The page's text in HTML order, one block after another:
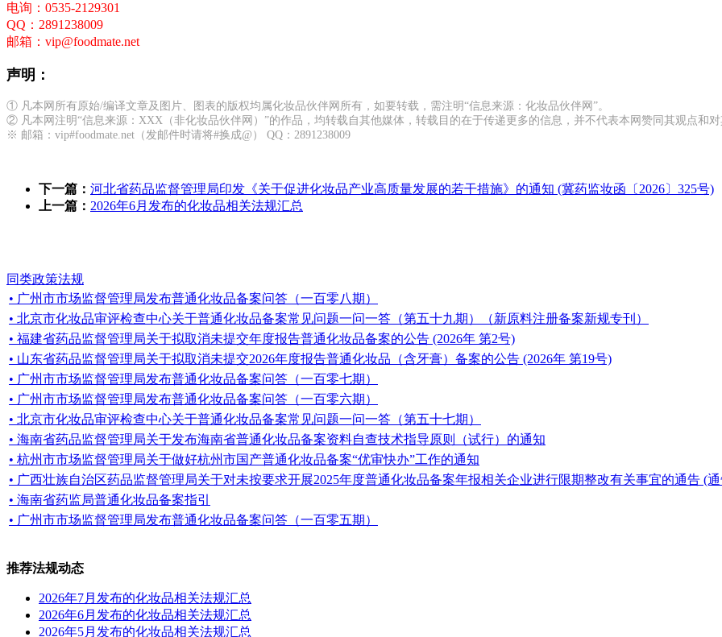
电询：0535-2129301
QQ：2891238009
邮箱：vip@foodmate.net
声明：
① 凡本网所有原始/编译文章及图片、图表的版权均属化妆品伙伴网所有，如要转载，需注明“信息来源：化妆品伙伴网”。
② 凡本网注明“信息来源：XXX（非化妆品伙伴网）”的作品，均转载自其他媒体，转载目的在于传递更多的信息，并不代表本网赞同其观点和对
※ 邮箱：vip#foodmate.net（发邮件时请将#换成@） QQ：2891238009
下一篇： 河北省药品监督管理局印发《关于促进化妆品产业高质量发展的若干措施》的通知 (冀药监妆函〔2026〕325号)
上一篇： 2026年6月发布的化妆品相关法规汇总
同类政策法规
• 广州市市场监督管理局发布普通化妆品备案问答（一百零八期）
• 北京市化妆品审评检查中心关于普通化妆品备案常见问题一问一答（第五十九期）（新原料注册备案新规专刊）
• 福建省药品监督管理局关于拟取消未提交年度报告普通化妆品备案的公告 (2026年 第2号)
• 山东省药品监督管理局关于拟取消未提交2026年度报告普通化妆品（含牙膏）备案的公告 (2026年 第19号)
• 广州市市场监督管理局发布普通化妆品备案问答（一百零七期）
• 广州市市场监督管理局发布普通化妆品备案问答（一百零六期）
• 北京市化妆品审评检查中心关于普通化妆品备案常见问题一问一答（第五十七期）
• 海南省药品监督管理局关于发布海南省普通化妆品备案资料自查技术指导原则（试行）的通知
• 杭州市市场监督管理局关于做好杭州市国产普通化妆品备案“优审快办”工作的通知
• 广西壮族自治区药品监督管理局关于对未按要求开展2025年度普通化妆品备案年报相关企业进行限期整改有关事宜的通告 (通
• 海南省药监局普通化妆品备案指引
• 广州市市场监督管理局发布普通化妆品备案问答（一百零五期）
推荐法规动态
2026年7月发布的化妆品相关法规汇总
2026年6月发布的化妆品相关法规汇总
2026年5月发布的化妆品相关法规汇总